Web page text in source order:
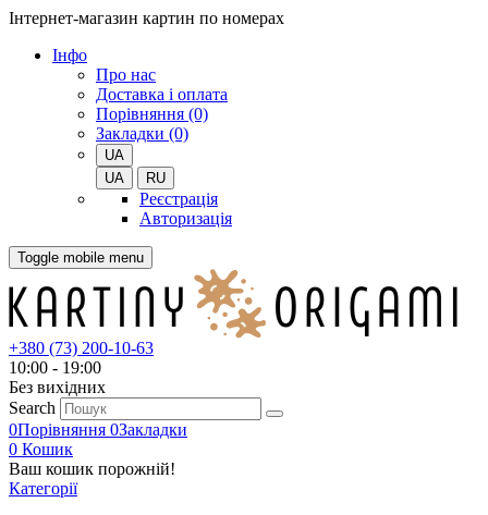
Інтернет-магазин картин по номерах
Iнфо
Про нас
Доставка і оплата
Порівняння (0)
Закладки (0)
UA
UA
RU
Реєстрація
Авторизація
Toggle mobile menu
+380 (73) 200-10-63
10:00 - 19:00
Без вихiдних
Search
0Порівняння 0Закладки
0 Кошик
Ваш кошик порожній!
Категорії